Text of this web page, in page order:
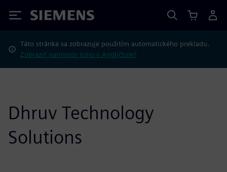
Siemens
Táto stránka sa zobrazuje použitím automatického prekladu.
Zobraziť namiesto toho v Angličtine?
Dhruv Technology
Solutions